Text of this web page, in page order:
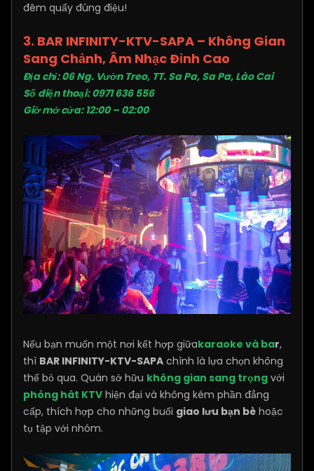
đêm quẩy đúng điệu!
3. BAR INFINITY-KTV-SAPA – Không Gian
Sang Chảnh, Âm Nhạc Đỉnh Cao
Địa chỉ: 06 Ng. Vườn Treo, TT. Sa Pa, Sa Pa, Lào Cai
Số điện thoại: 0971 636 556
Giờ mở cửa: 12:00 – 02:00
Nếu bạn muốn một nơi kết hợp giữakaraoke và bar,
thì BAR INFINITY-KTV-SAPA chính là lựa chọn không
thể bỏ qua. Quán sở hữu không gian sang trọng với
phòng hát KTV hiện đại và không kém phần đẳng
cấp, thích hợp cho những buổi giao lưu bạn bè hoặc
tụ tập với nhóm.